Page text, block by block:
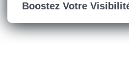
Boostez Votre